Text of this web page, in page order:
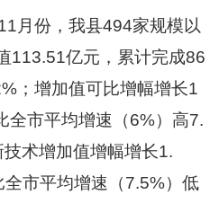
月份，我县494家规模以
113.51亿元，累计完成86
；增加值可比增幅增长1
全市平均增速（6%）高7.
术增加值增幅增长1.
市平均增速（7.5%）低